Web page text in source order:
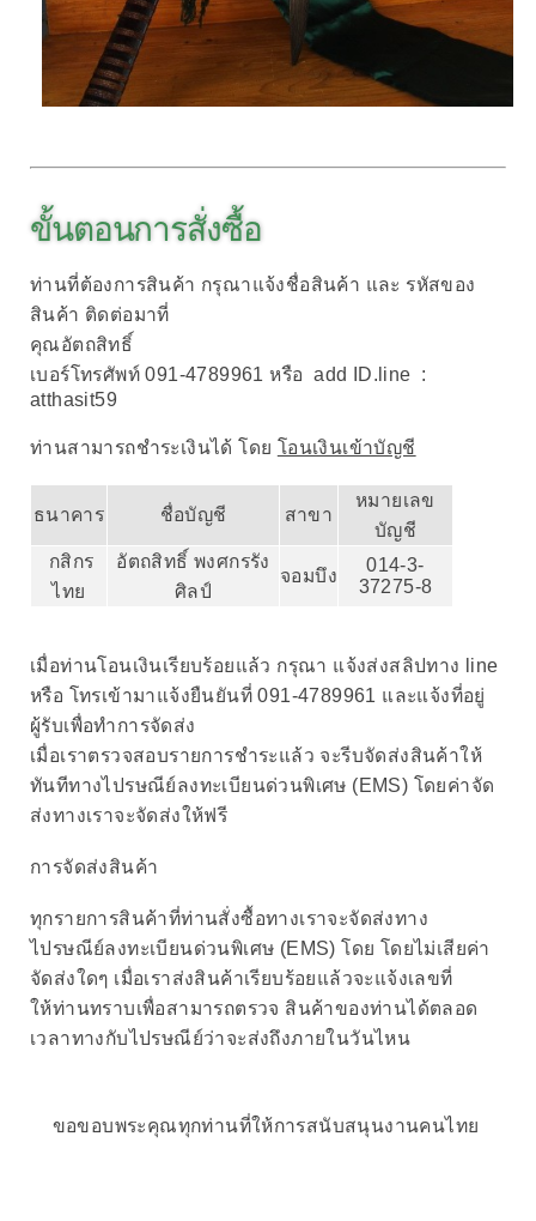
ขั้นตอนการสั่งซื้อ
ท่านที่ต้องการสินค้า กรุณาแจ้งชื่อสินค้า และ รหัสของ
สินค้า ติดต่อมาที่
คุณอัตถสิทธิ์
เบอร์โทรศัพท์091-4789961 หรือadd ID.line :
atthasit59
ท่านสามารถชำระเงินได้ โดย โอนเงินเข้าบัญชี
ธนาคาร ชื่อบัญชี สาขา
หมายเลข
บัญชี
กสิกร
ไทย
อัตถสิทธิ์ พงศกรรัง
ศิลป์
จอมบึง
014-3-
37275-8
เมื่อท่านโอนเงินเรียบร้อยแล้ว กรุณา แจ้งส่งสลิปทาง line
หรือ โทรเข้ามาแจ้งยืนยันที่091-4789961 และแจ้งที่อยู่
ผู้รับเพื่อทำการจัดส่ง
เมื่อเราตรวจสอบรายการชำระแล้ว จะรีบจัดส่งสินค้าให้
ทันทีทางไปรษณีย์ลงทะเบียนด่วนพิเศษ (EMS) โดยค่าจัด
ส่งทางเราจะจัดส่งให้ฟรี
การจัดส่งสินค้า
ทุกรายการสินค้าที่ท่านสั่งซื้อทางเราจะจัดส่งทาง
ไปรษณีย์ลงทะเบียนด่วนพิเศษ (EMS) โดย โดยไม่เสียค่า
จัดส่งใดๆ เมื่อเราส่งสินค้าเรียบร้อยแล้วจะแจ้งเลขที่
ให้ท่านทราบเพื่อสามารถตรวจ สินค้าของท่านได้ตลอด
เวลาทางกับไปรษณีย์ว่าจะส่งถึงภายในวันไหน
ขอขอบพระคุณทุกท่านที่ให้การสนับสนุนงานคนไทย